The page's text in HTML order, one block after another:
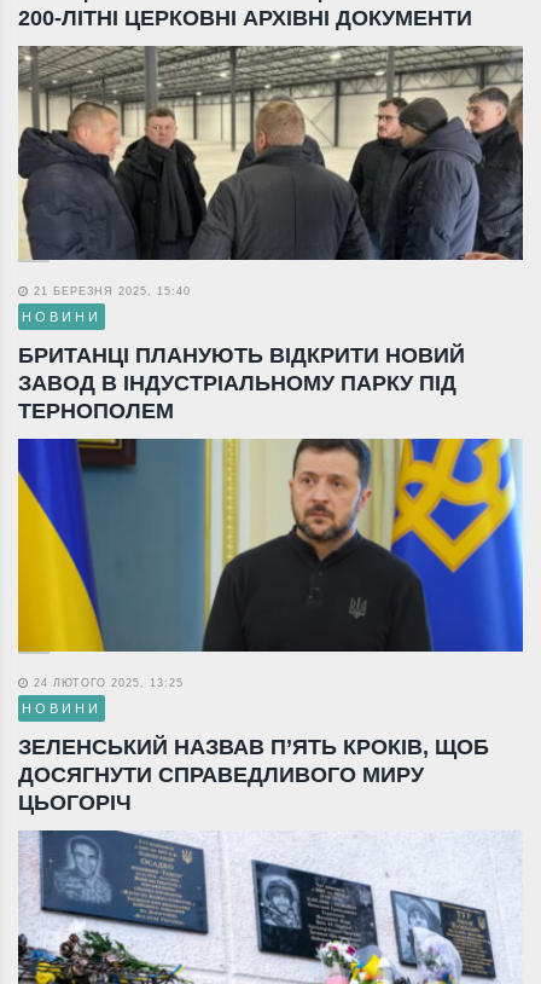
200-ЛІТНІ ЦЕРКОВНІ АРХІВНІ ДОКУМЕНТИ
21 БЕРЕЗНЯ 2025, 15:40
НОВИНИ
БРИТАНЦІ ПЛАНУЮТЬ ВІДКРИТИ НОВИЙ
ЗАВОД В ІНДУСТРІАЛЬНОМУ ПАРКУ ПІД
ТЕРНОПОЛЕМ
24 ЛЮТОГО 2025, 13:25
НОВИНИ
ЗЕЛЕНСЬКИЙ НАЗВАВ П’ЯТЬ КРОКІВ, ЩОБ
ДОСЯГНУТИ СПРАВЕДЛИВОГО МИРУ
ЦЬОГОРІЧ